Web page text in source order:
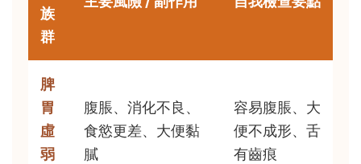
族
群
脾
胃
虛
弱
腹脹、消化不良、
食慾更差、大便黏
膩
容易腹脹、大
便不成形、舌
有齒痕